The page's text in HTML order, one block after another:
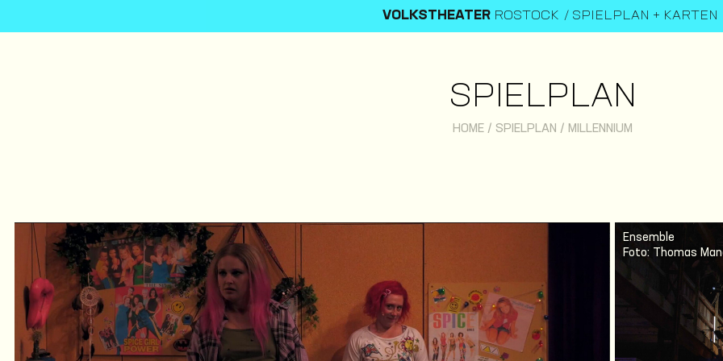
VOLKSTHEATER ROSTOCK SPIELPLAN + KARTEN
SPIELPLAN
HOME/ SPIELPLAN / MILLENNIUM
Ensemble
Foto: Thomas